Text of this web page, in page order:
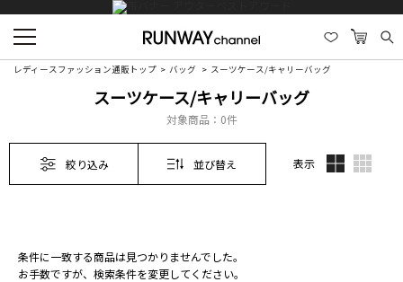
レディースファッション通販トップ バッグ スーツケース/キャリーバッグ
スーツケース/キャリーバッグ
対象商品： 0件
絞り込み 並び替え 表示
条件に一致する商品は見つかりませんでした。
お手数ですが、検索条件を変更してください。